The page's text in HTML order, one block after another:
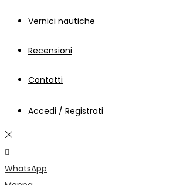
Vernici nautiche
Recensioni
Contatti
Accedi / Registrati
WhatsApp